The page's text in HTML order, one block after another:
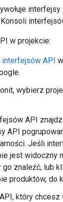
w projekcie:
API
wybierz
API
API
Jeśli
jest widoczny
znaleźć, lub
produktów, do
który chcesz